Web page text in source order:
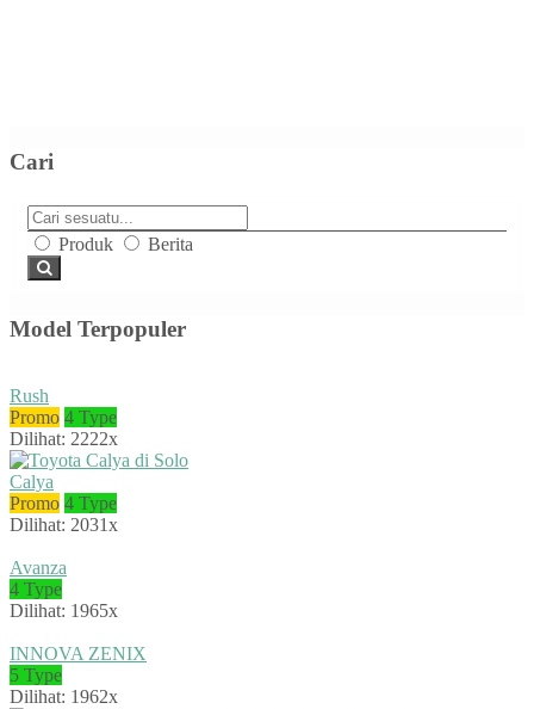
Cari
Produk Berita
Model Terpopuler
Rush
Promo 4 Type
Dilihat: 2222x
Calya
Promo 4 Type
Dilihat: 2031x
Avanza
4 Type
Dilihat: 1965x
INNOVA ZENIX
5 Type
Dilihat: 1962x